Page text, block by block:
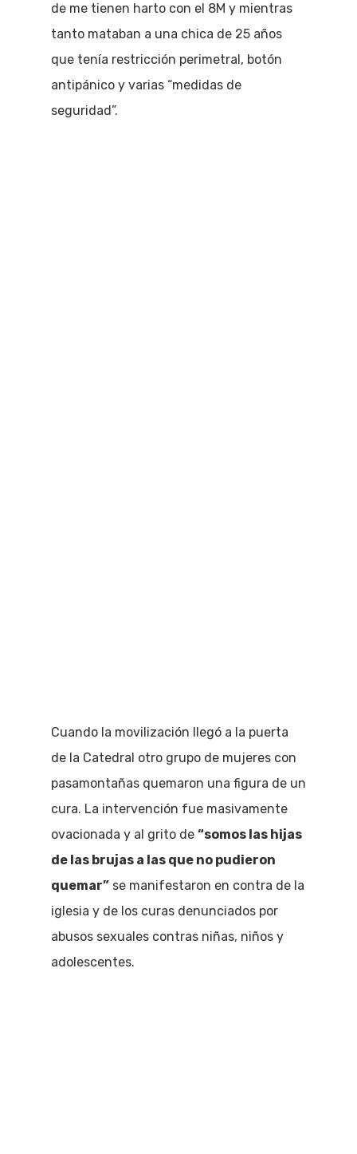
de me tienen harto con el 8M y mientras
tanto mataban a una chica de 25 años
que tenía restricción perimetral, botón
antipánico y varias “medidas de
seguridad”.
Cuando la movilización llegó a la puerta
de la Catedral otro grupo de mujeres con
pasamontañas quemaron una figura de un
cura. La intervención fue masivamente
ovacionada y al grito de “somos las hijas
de las brujas a las que no pudieron
quemar” se manifestaron en contra de la
iglesia y de los curas denunciados por
abusos sexuales contras niñas, niños y
adolescentes.